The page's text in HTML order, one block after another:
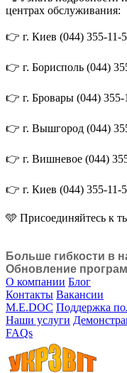
центрах обслуживания:
👉 г. Киев (044) 355-11-
👉 г. Борисполь (044)
👉 г. Бровары (044) 355-
👉 г. Вышгород (044)
👉 г. Вишневое (044)
👉 г. Киев (044) 355-
🩵 Присоединяйтесь к
Больше гибкости в
Обновление
О компании Блог
Контакты Вакансии
M.E.DOC Поддержка
Наши услуги
FAQs